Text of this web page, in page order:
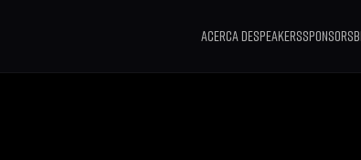
Acerca deSpeakersSponsors